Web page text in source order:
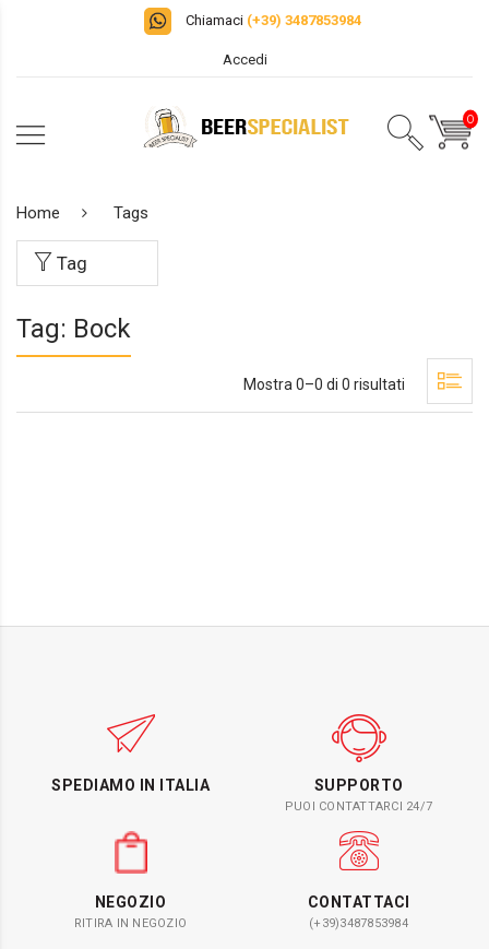
Chiamaci (+39) 3487853984
Accedi
0
Home Tags
Tag
Tag: Bock
Mostra 0–0 di 0 risultati
SPEDIAMO IN ITALIA SUPPORTO
PUOI CONTATTARCI 24/7
NEGOZIO
RITIRA IN NEGOZIO
CONTATTACI
(+39)3487853984